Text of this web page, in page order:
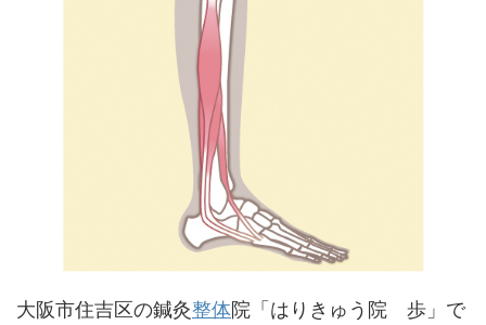
大阪市住吉区の鍼灸整体院「はりきゅう院 歩」で